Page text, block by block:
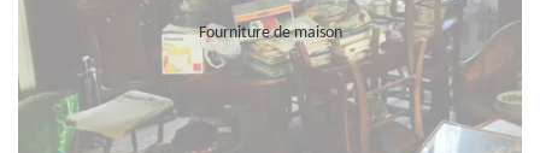
Fourniture de maison